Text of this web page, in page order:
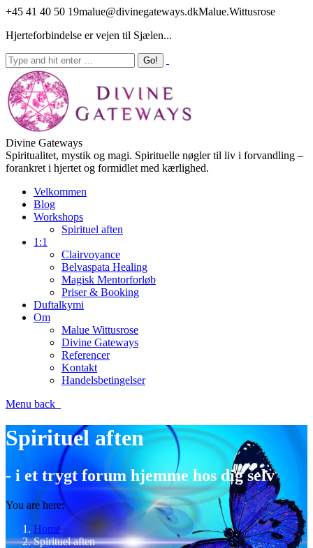
+45 41 40 50 19malue@divinegateways.dkMalue.Wittusrose
Hjerteforbindelse er vejen til Sjælen...
Divine Gateways
Spiritualitet, mystik og magi. Spirituelle nøgler til liv i forvandling –
forankret i hjertet og formidlet med kærlighed.
Velkommen
Blog
Workshops
Spirituel aften
1:1
Clairvoyance
Belvaspata Healing
Magisk Mentorforløb
Priser & Booking
Duftalkymi
Om
Malue Wittusrose
Divine Gateways
Referencer
Kontakt
Handelsbetingelser
Menu back
Spirituel aften
- i et trygt forum hjemme hos dig selv
You are here:
Home
Spirituel aften